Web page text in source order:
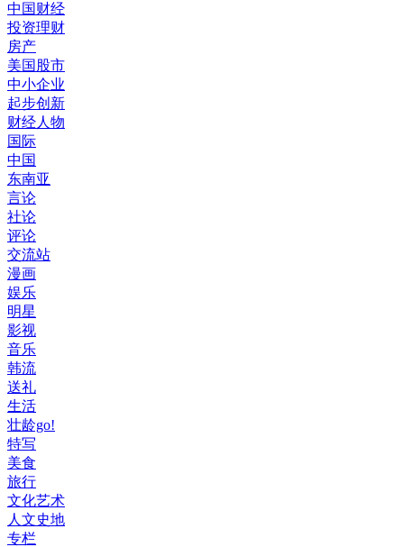
中国财经
投资理财
房产
美国股市
中小企业
起步创新
财经人物
国际
中国
东南亚
言论
社论
评论
交流站
漫画
娱乐
明星
影视
音乐
韩流
送礼
生活
壮龄go!
特写
美食
旅行
文化艺术
人文史地
专栏